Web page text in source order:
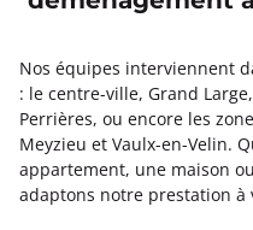
Nos équipes interviennent
: le centre-ville, Grand
Perrières, ou encore les
Meyzieu et Vaulx-en-Velin.
appartement, une maison
adaptons notre prestation à